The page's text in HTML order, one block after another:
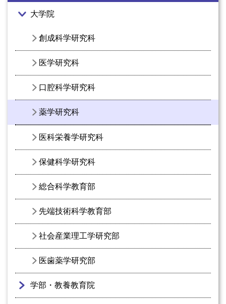
大学院
創成科学研究科
医学研究科
口腔科学研究科
薬学研究科
医科栄養学研究科
保健科学研究科
総合科学教育部
先端技術科学教育部
社会産業理工学研究部
医歯薬学研究部
学部・教養教育院